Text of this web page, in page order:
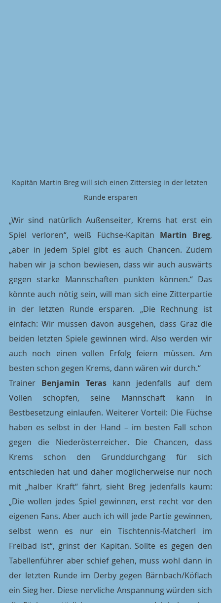
Kapitän Martin Breg will sich einen Zittersieg in der letzten
Runde ersparen
„Wir sind natürlich Außenseiter, Krems hat erst ein
Spiel verloren“, weiß Füchse-Kapitän Martin Breg,
„aber in jedem Spiel gibt es auch Chancen. Zudem
haben wir ja schon bewiesen, dass wir auch auswärts
gegen starke Mannschaften punkten können.“ Das
könnte auch nötig sein, will man sich eine Zitterpartie
in der letzten Runde ersparen. „Die Rechnung ist
einfach: Wir müssen davon ausgehen, dass Graz die
beiden letzten Spiele gewinnen wird. Also werden wir
auch noch einen vollen Erfolg feiern müssen. Am
besten schon gegen Krems, dann wären wir durch.“
Trainer Benjamin Teras kann jedenfalls auf dem
Vollen schöpfen, seine Mannschaft kann in
Bestbesetzung einlaufen. Weiterer Vorteil: Die Füchse
haben es selbst in der Hand – im besten Fall schon
gegen die Niederösterreicher. Die Chancen, dass
Krems schon den Grunddurchgang für sich
entschieden hat und daher möglicherweise nur noch
mit „halber Kraft“ fährt, sieht Breg jedenfalls kaum:
„Die wollen jedes Spiel gewinnen, erst recht vor den
eigenen Fans. Aber auch ich will jede Partie gewinnen,
selbst wenn es nur ein Tischtennis-Matcherl im
Freibad ist“, grinst der Kapitän. Sollte es gegen den
Tabellenführer aber schief gehen, muss wohl dann in
der letzten Runde im Derby gegen Bärnbach/Köflach
ein Sieg her. Diese nervliche Anspannung würden sich